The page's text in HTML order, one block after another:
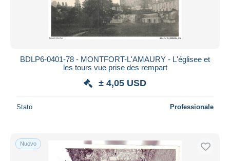
BDLP6-0401-78 - MONTFORT-L'AMAURY - L'églisee et
les tours vue prise des rempart
± 4,05 USD
Stato Professionale
Nuovo